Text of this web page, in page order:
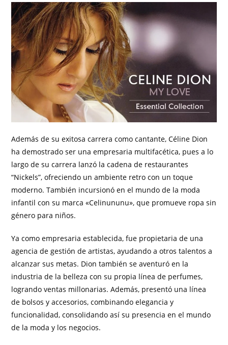
Además de su exitosa carrera como cantante, Céline Dion
ha demostrado ser una empresaria multifacética, pues a lo
largo de su carrera lanzó la cadena de restaurantes
“Nickels”, ofreciendo un ambiente retro con un toque
moderno. También incursionó en el mundo de la moda
infantil con su marca «Celinununu», que promueve ropa sin
género para niños.
Ya como empresaria establecida, fue propietaria de una
agencia de gestión de artistas, ayudando a otros talentos a
alcanzar sus metas. Dion también se aventuró en la
industria de la belleza con su propia línea de perfumes,
logrando ventas millonarias. Además, presentó una línea
de bolsos y accesorios, combinando elegancia y
funcionalidad, consolidando así su presencia en el mundo
de la moda y los negocios.